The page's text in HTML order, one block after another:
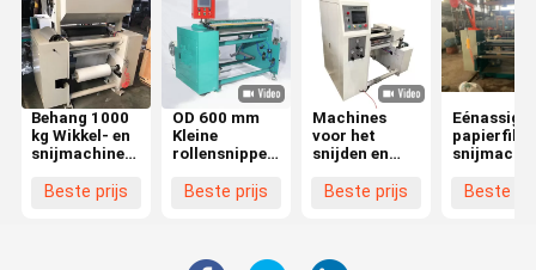
Behang 1000
kg Wikkel- en
snijmachine
Roll Thermal
Beste prijs
OD 600 mm
Kleine
rollensnipper
Rewinding
mm
Beste prijs
Machines
voor het
snijden en
met hoge
Beste prijs
Eénassige
rewinder
Beste